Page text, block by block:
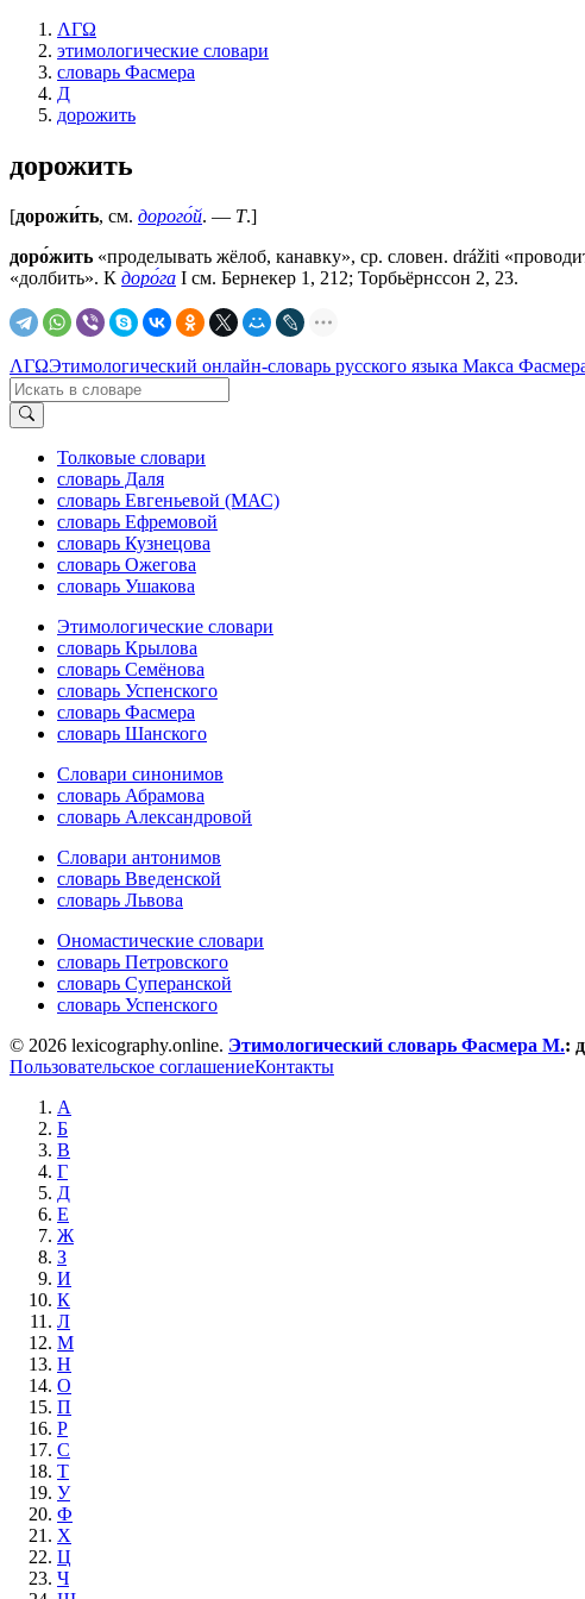
ΛΓΩ
этимологические словари
словарь Фасмера
Д
дорожить
дорожить
[дорожи́ть, см. дорого́й. — Т.]
доро́жить «проделывать жёлоб, канавку», ср. словен. drážiti
«долбить». К доро́га I см. Бернекер 1, 212; Торбьёрнссон 2, 23.
ΛΓΩЭтимологический онлайн-словарь русского языка Макса
Толковые словари
словарь Даля
словарь Евгеньевой (МАС)
словарь Ефремовой
словарь Кузнецова
словарь Ожегова
словарь Ушакова
Этимологические словари
словарь Крылова
словарь Семёнова
словарь Успенского
словарь Фасмера
словарь Шанского
Словари синонимов
словарь Абрамова
словарь Александровой
Словари антонимов
словарь Введенской
словарь Львова
Ономастические словари
словарь Петровского
словарь Суперанской
словарь Успенского
© 2026 lexicography.online. Этимологический словарь Фасмера М.:
Пользовательское соглашениеКонтакты
А
Б
В
Г
Д
Е
Ж
З
И
К
Л
М
Н
О
П
Р
С
Т
У
Ф
Х
Ц
Ч